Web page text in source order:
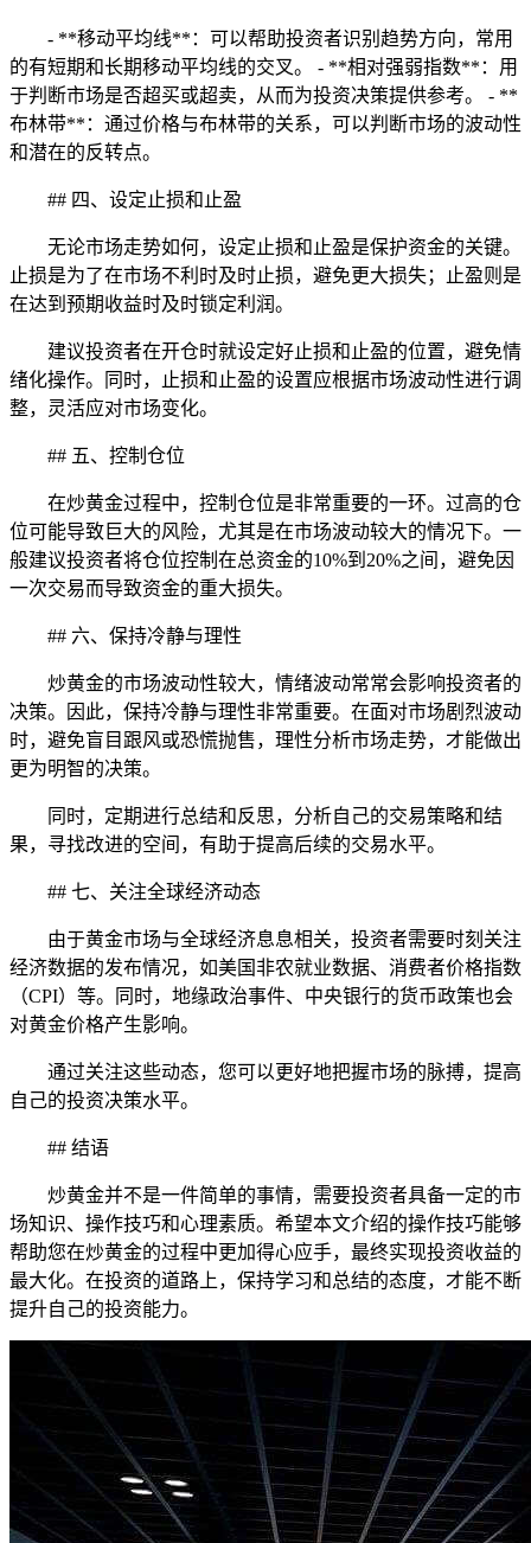
- **移动平均线**：可以帮助投资者识别趋势方向，常用
的有短期和长期移动平均线的交叉。 - **相对强弱指数**：用
于判断市场是否超买或超卖，从而为投资决策提供参考。 - **
布林带**：通过价格与布林带的关系，可以判断市场的波动性
和潜在的反转点。
## 四、设定止损和止盈
无论市场走势如何，设定止损和止盈是保护资金的关键。
止损是为了在市场不利时及时止损，避免更大损失；止盈则是
在达到预期收益时及时锁定利润。
建议投资者在开仓时就设定好止损和止盈的位置，避免情
绪化操作。同时，止损和止盈的设置应根据市场波动性进行调
整，灵活应对市场变化。
## 五、控制仓位
在炒黄金过程中，控制仓位是非常重要的一环。过高的仓
位可能导致巨大的风险，尤其是在市场波动较大的情况下。一
般建议投资者将仓位控制在总资金的10%到20%之间，避免因
一次交易而导致资金的重大损失。
## 六、保持冷静与理性
炒黄金的市场波动性较大，情绪波动常常会影响投资者的
决策。因此，保持冷静与理性非常重要。在面对市场剧烈波动
时，避免盲目跟风或恐慌抛售，理性分析市场走势，才能做出
更为明智的决策。
同时，定期进行总结和反思，分析自己的交易策略和结
果，寻找改进的空间，有助于提高后续的交易水平。
## 七、关注全球经济动态
由于黄金市场与全球经济息息相关，投资者需要时刻关注
经济数据的发布情况，如美国非农就业数据、消费者价格指数
（CPI）等。同时，地缘政治事件、中央银行的货币政策也会
对黄金价格产生影响。
通过关注这些动态，您可以更好地把握市场的脉搏，提高
自己的投资决策水平。
## 结语
炒黄金并不是一件简单的事情，需要投资者具备一定的市
场知识、操作技巧和心理素质。希望本文介绍的操作技巧能够
帮助您在炒黄金的过程中更加得心应手，最终实现投资收益的
最大化。在投资的道路上，保持学习和总结的态度，才能不断
提升自己的投资能力。